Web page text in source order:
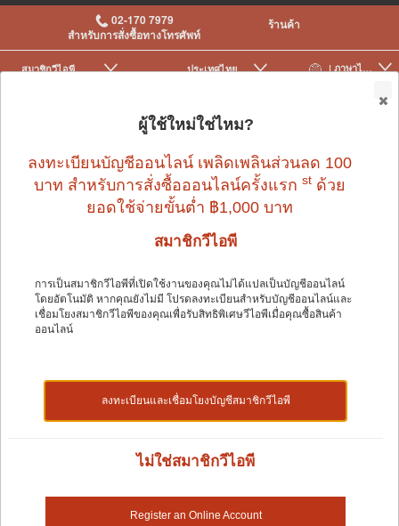
02-170 7979
สำหรับการสั่งซื้อทางโทรศัพท์
ร้านค้า
| ภาษาไทย
ประเทศไทย
สมาชิกวีไอพี
|
Pedigree®
ในฐานะเจ้าของสัตว์เลี้ยง PEDIGREE® เชื่อว่าสุนัขทำให้โลกนี้น่าอยู่
ขึ้น และสมควรได้รับสิ่งที่ดีที่สุดจากการมีอิทธิพลเชิงบวกในชีวิต
เพื่อให้สุนัขมีอายุยืนยาวและมีความสุข
นอกจากนี้ สูตรอาหารยังได้รับการปรับแต่งเพื่อให้เหมาะกับความ
ต้องการอาหารของลูกสุนัข สุนัขโตเต็มวัย และสุนัขสูงวัย เพื่อให้สัตว์
ผสมพิเศษบางอย่างที่เพิ่มเข้าไป ได้แก่ ข้าวสาลีโฮลวีตบด ข้าวโพดทั้ง
คำนึงถึงคุณประโยชน์เฉพาะ เช่น การเพิ่มพลังงาน การปรับปรุง
สุขภาพผิวหนังและขน และเสริมสร้างระบบภูมิคุ้มกัน
ผู้ใช้ใหม่ใช่ไหม?
ลงทะเบียนบัญชีออนไลน์ เพลิดเพลินส่วนลด 100
บาท สำหรับการสั่งซื้อออนไลน์ครั้งแรกst ด้วย
ยอดใช้จ่ายขั้นต่ำ ฿1,000 บาท
สมาชิกวีไอพี
การเป็นสมาชิกวีไอพีที่เปิดใช้งานของคุณไม่ได้แปลเป็นบัญชีออนไลน์
โดยอัตโนมัติ หากคุณยังไม่มี โปรดลงทะเบียนสำหรับบัญชีออนไลน์และ
เชื่อมโยงสมาชิกวีไอพีของคุณเพื่อรับสิทธิพิเศษวีไอพีเมื่อคุณซื้อสินค้า
ออนไลน์
ลงทะเบียนและเชื่อมโยงบัญชีสมาชิกวีไอพี
ไม่ใช่สมาชิกวีไอพี
Register an Online Account